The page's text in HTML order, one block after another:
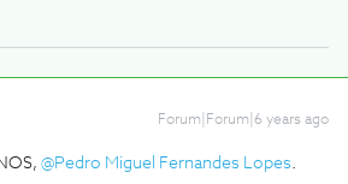
Forum|Forum|6 years ago
@Pedro Miguel Fernandes Lopes.